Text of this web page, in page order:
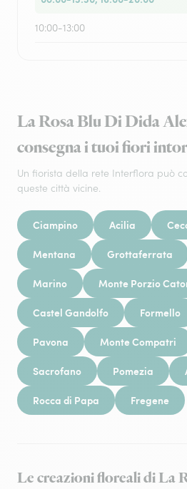
10:00-13:00
La Rosa Blu Di Dida
consegna i tuoi fiori
Un fiorista della rete Interflora può
queste città vicine.
Ciampino Acilia
Mentana Grottaferrata
Marino Monte Porzio
Castel Gandolfo Formello
Pavona Monte Compatri
Sacrofano Pomezia
Rocca di Papa Fregene
Le creazioni floreali di La